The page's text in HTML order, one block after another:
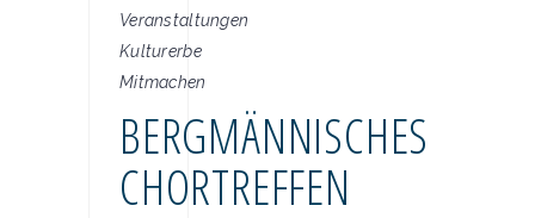
Veranstaltungen
Kulturerbe
Mitmachen
BERGMÄNNISCHES
CHORTREFFEN